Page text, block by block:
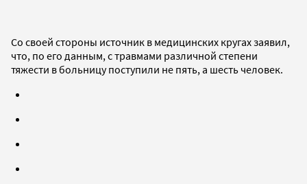
Со своей стороны источник в медицинских кругах заявил,
что, по его данным, с травмами различной степени
тяжести в больницу поступили не пять, а шесть человек.